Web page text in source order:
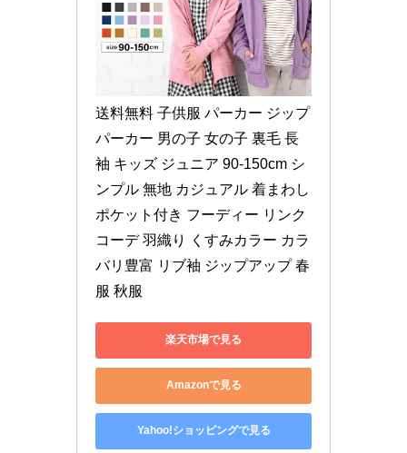
送料無料 子供服 パーカー ジップ
パーカー 男の子 女の子 裏毛 長
袖 キッズ ジュニア 90-150cm シ
ンプル 無地 カジュアル 着まわし
ポケット付き フーディー リンク
コーデ 羽織り くすみカラー カラ
バリ豊富 リブ袖 ジップアップ 春
服 秋服
楽天市場で見る
Amazonで見る
Yahoo!ショッピングで見る